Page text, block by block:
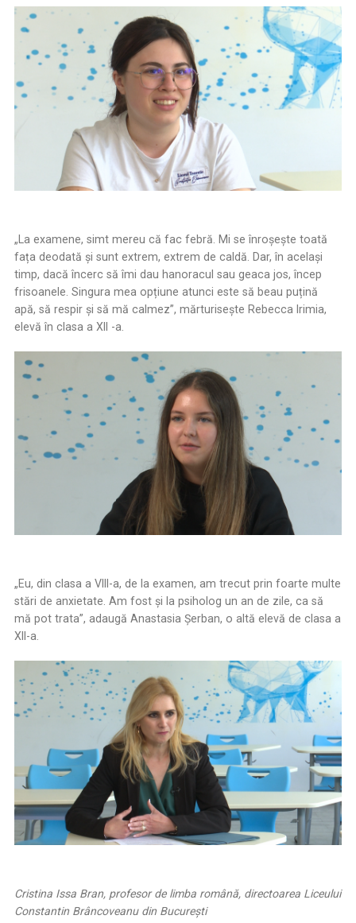
„La examene, simt mereu că fac febră. Mi se înroșește toată
fața deodată și sunt extrem, extrem de caldă. Dar, în același
timp, dacă încerc să îmi dau hanoracul sau geaca jos, încep
frisoanele. Singura mea opțiune atunci este să beau puțină
apă, să respir și să mă calmez”, mărturiseşte Rebecca Irimia,
elevă în clasa a XII -a.
„Eu, din clasa a VIII-a, de la examen, am trecut prin foarte multe
stări de anxietate. Am fost și la psiholog un an de zile, ca să
mă pot trata”, adaugă Anastasia Șerban, o altă elevă de clasa a
XII-a.
Cristina Issa Bran, profesor de limba română, directoarea Liceului
Constantin Brâncoveanu din București